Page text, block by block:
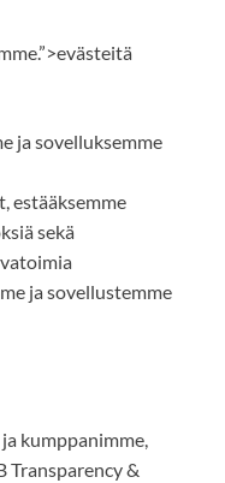
ja sovelluksemme
estääksemme
sekä
ja sovellustemme
ja kumppanimme,
Transparency &